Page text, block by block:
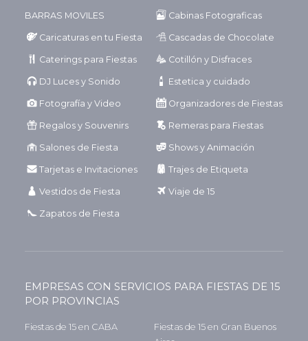
BARRAS MOVILES Cabinas Fotograficas
Caricaturas en tu Fiesta Cascadas de Chocolate
Caterings para Fiestas Cotillón y Disfraces
DJ Luces y Sonido Estetica y cuidado
Fotografía y Video Organizadores de Fiestas
Regalos y Souvenirs Remeras para Fiestas
Salones de Fiesta Shows y Animación
Tarjetas e Invitaciones Trajes de Etiqueta
Vestidos de Fiesta Viaje de 15
Zapatos de Fiesta
EMPRESAS CON SERVICIOS PARA FIESTAS DE 15
POR PROVINCIAS
Fiestas de 15 en CABA
Fiestas de 15 en Gran Buenos